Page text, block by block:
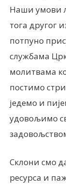
Наши умови
тога другог
потпуно
службама
молитвама
постимо
једемо и
удовољимо
Склони смо
ресурса и